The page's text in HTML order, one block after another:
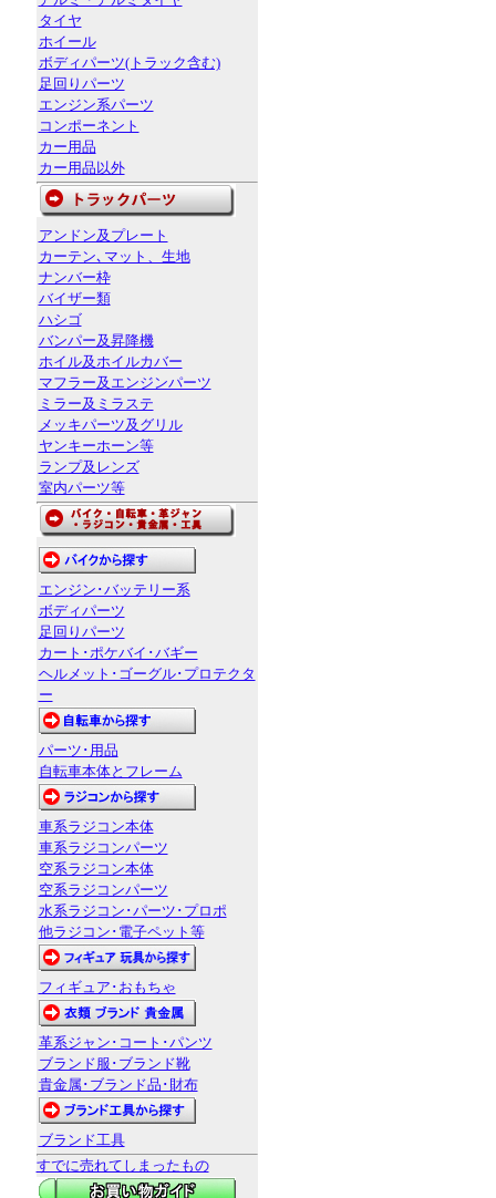
タイヤ
ホイール
ボディパーツ(トラック含む)
足回りパーツ
エンジン系パーツ
コンポーネント
カー用品
カー用品以外
アンドン及プレート
カーテン､マット、生地
ナンバー枠
バイザー類
ハシゴ
バンパー及昇降機
ホイル及ホイルカバー
マフラー及エンジンパーツ
ミラー及ミラステ
メッキパーツ及グリル
ヤンキーホーン等
ランプ及レンズ
室内パーツ等
エンジン･バッテリー系
ボディパーツ
足回りパーツ
カート･ポケバイ･バギー
ヘルメット･ゴーグル･プロテクタ
ー
パーツ･用品
自転車本体とフレーム
車系ラジコン本体
車系ラジコンパーツ
空系ラジコン本体
空系ラジコンパーツ
水系ラジコン･パーツ･プロポ
他ラジコン･電子ペット等
フィギュア･おもちゃ
革系ジャン･コート･パンツ
ブランド服･ブランド靴
貴金属･ブランド品･財布
ブランド工具
すでに売れてしまったもの